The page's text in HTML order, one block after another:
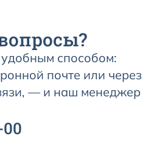
способом:
почте или через
— и наш менеджер
давления (ИАД)